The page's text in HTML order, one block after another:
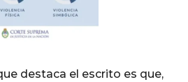
destaca el escrito es que,